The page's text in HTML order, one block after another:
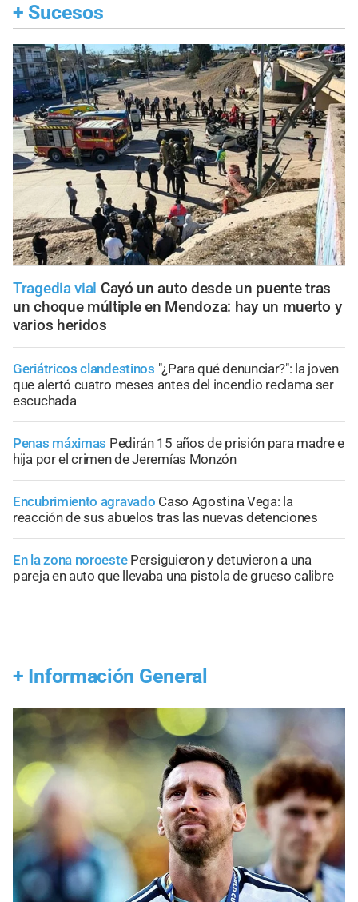
+ Sucesos
Tragedia vial Cayó un auto desde un puente tras
un choque múltiple en Mendoza: hay un muerto y
varios heridos
Geriátricos clandestinos "¿Para qué denunciar?": la joven
que alertó cuatro meses antes del incendio reclama ser
escuchada
Penas máximas Pedirán 15 años de prisión para madre e
hija por el crimen de Jeremías Monzón
Encubrimiento agravado Caso Agostina Vega: la
reacción de sus abuelos tras las nuevas detenciones
En la zona noroeste Persiguieron y detuvieron a una
pareja en auto que llevaba una pistola de grueso calibre
+ Información General